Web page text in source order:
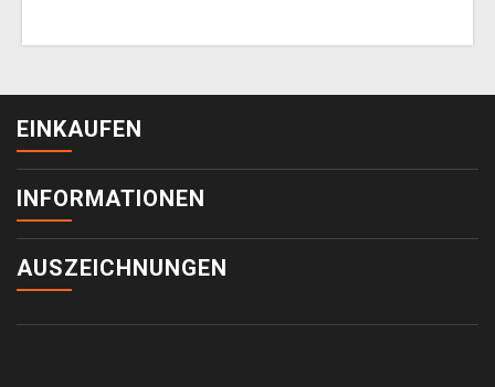
EINKAUFEN
INFORMATIONEN
AUSZEICHNUNGEN